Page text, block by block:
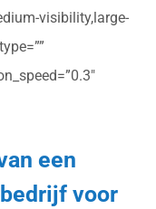
visibility,large-
een
voor